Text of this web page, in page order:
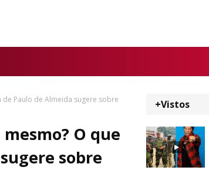
Paulo de Almeida sugere sobre
O que
sobre
+Vistos